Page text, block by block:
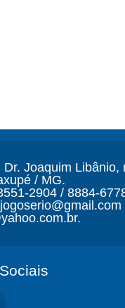
Joaquim Libânio,
/ MG.
2904 / 8884-